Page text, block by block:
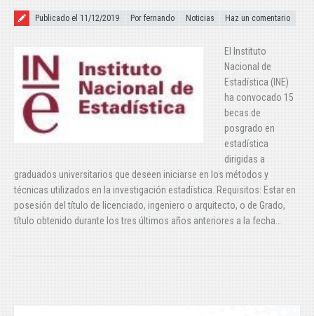
Publicado el
Publicado el 11/12/2019 Por fernando Noticias Haz un comentario
El Instituto
Nacional de
Estadística (INE)
ha convocado 15
becas de
posgrado en
estadística
dirigidas a
graduados universitarios que deseen iniciarse en los métodos y
técnicas utilizados en la investigación estadística. Requisitos: Estar en
posesión del título de licenciado, ingeniero o arquitecto, o de Grado,
título obtenido durante los tres últimos años anteriores a la fecha…